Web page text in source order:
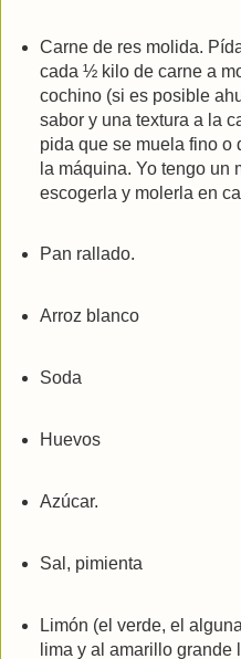
Carne de res molida.
cada ½ kilo de carne a
cochino (si es posible
sabor y una textura a la
pida que se muela fino o
la máquina. Yo tengo un
escogerla y molerla en
Pan rallado.
Arroz blanco
Soda
Huevos
Azúcar.
Sal, pimienta
Limón (el verde, el
lima y al amarillo